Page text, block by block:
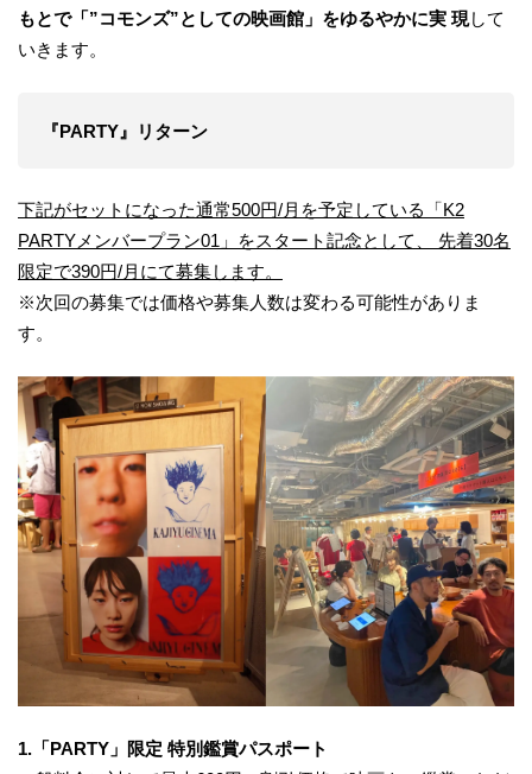
もとで「”コモンズ”としての映画館」をゆるやかに実 現して
いきます。
『PARTY』リターン
下記がセットになった通常500円/月を予定している「K2
PARTYメンバープラン01」をスタート記念として、 先着30名
限定で390円/月にて募集します。
※次回の募集では価格や募集人数は変わる可能性がありま
す。
1.「PARTY」限定 特別鑑賞パスポート